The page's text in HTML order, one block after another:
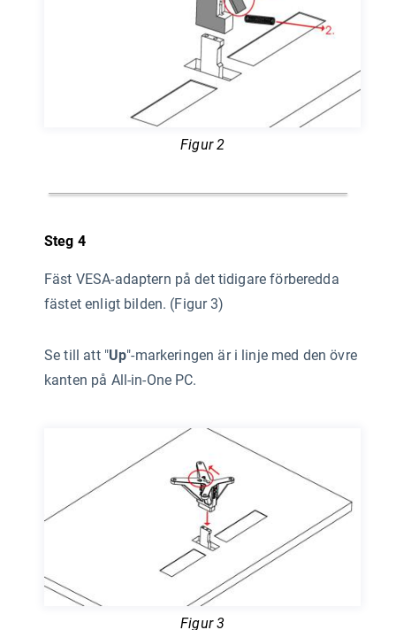
Figur 2
Steg 4
Fäst VESA-adaptern på det tidigare förberedda
fästet enligt bilden. (Figur 3)
Se till att "Up"-markeringen är i linje med den övre
kanten på All-in-One PC.
Figur 3